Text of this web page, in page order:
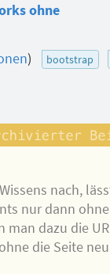
ohne
)
bootstrap
nach,
nur dann ohne
man dazu die
die Seite